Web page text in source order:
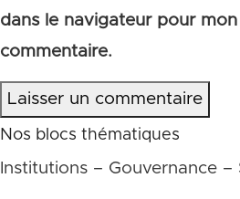
dans le navigateur pour
commentaire.
Laisser un commentaire
Nos blocs thématiques
Institutions – Gouvernance –